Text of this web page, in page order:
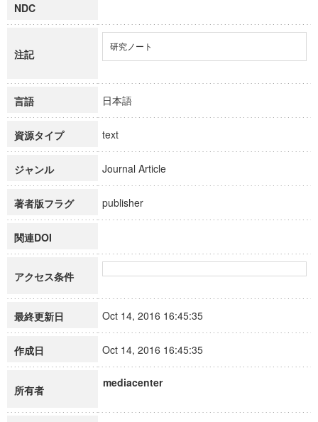
NDC
注記
研究ノート
言語 日本語
資源タイプ text
ジャンル Journal Article
著者版フラグ publisher
関連DOI
アクセス条件
最終更新日 Oct 14, 2016 16:45:35
作成日 Oct 14, 2016 16:45:35
所有者
mediacenter